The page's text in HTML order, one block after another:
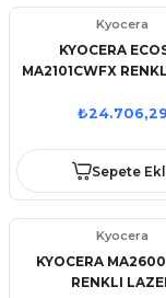
Kyocera
KYOCERA
MA2101CWFX
₺24.706,29
Sepete
Kyocera
KYOCERA
RENKLI